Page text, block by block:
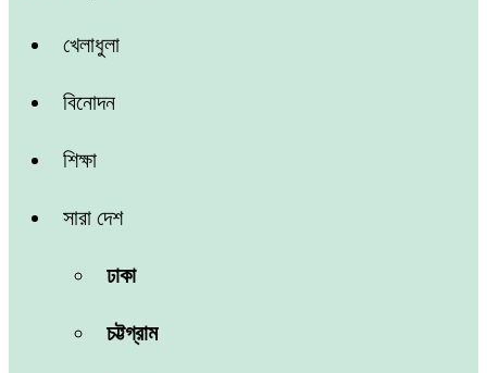
খেলাধুলা
বিনোদন
শিক্ষা
সারা দেশ
ঢাকা
চট্টগ্রাম